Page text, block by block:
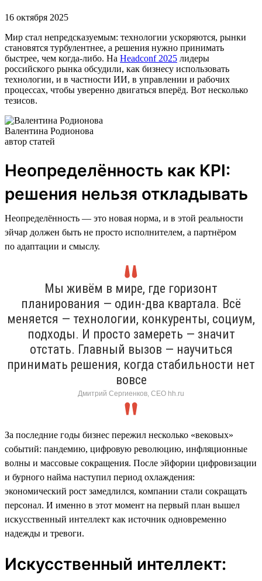
16 октября 2025
Мир стал непредсказуемым: технологии ускоряются, рынки
становятся турбулентнее, а решения нужно принимать
быстрее, чем когда-либо. На Headсonf 2025 лидеры
российского рынка обсудили, как бизнесу использовать
технологии, и в частности ИИ, в управлении и рабочих
процессах, чтобы уверенно двигаться вперёд. Вот несколько
тезисов.
Валентина Родионова
автор статей
Неопределённость как KPI:
решения нельзя откладывать
Неопределённость — это новая норма, и в этой реальности
эйчар должен быть не просто исполнителем, а партнёром
по адаптации и смыслу.
Мы живём в мире, где горизонт
планирования — один-два квартала. Всё
меняется — технологии, конкуренты, социум,
подходы. И просто замереть — значит
отстать. Главный вызов — научиться
принимать решения, когда стабильности нет
вовсе
Дмитрий Сергиенков, CEO hh.ru
За последние годы бизнес пережил несколько «вековых»
событий: пандемию, цифровую революцию, инфляционные
волны и массовые сокращения. После эйфории цифровизации
и бурного найма наступил период охлаждения:
экономический рост замедлился, компании стали сокращать
персонал. И именно в этот момент на первый план вышел
искусственный интеллект как источник одновременно
надежды и тревоги.
Искусственный интеллект: